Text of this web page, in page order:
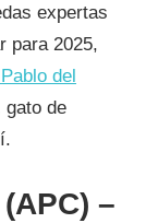
expertas
para 2025,
del
gato de
–